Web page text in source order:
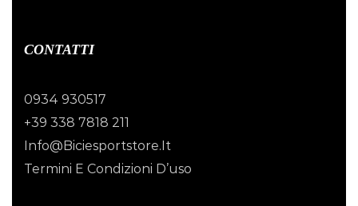
CONTATTI
0934 930517
+39 338 7818 211
Info@biciesportstore.it
Termini E Condizioni D’uso